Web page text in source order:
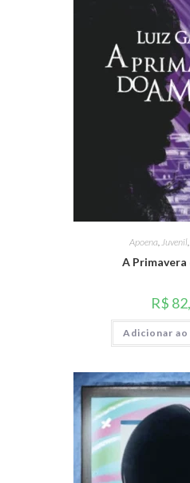
Apoena Juvenil,
A
R$
Adicionar